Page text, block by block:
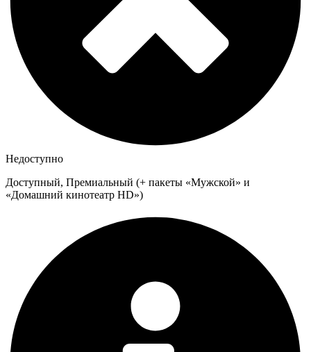
Недоступно
Доступный, Премиальный (+ пакеты «Мужской» и
«Домашний кинотеатр HD»)